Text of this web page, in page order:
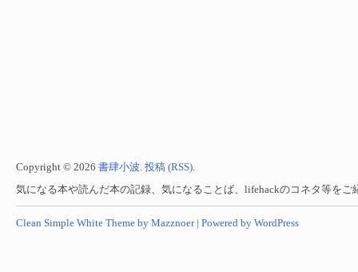
Copyright © 2026 書肆小波. 投稿 (RSS).
気になる本や読んだ本の記録、気になることば、lifehackのコネタ等をご
Clean Simple White Theme by Mazznoer | Powered by WordPress